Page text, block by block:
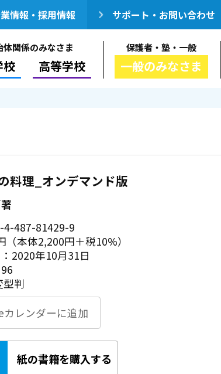
情報・採用情報 サポート・お問い合わせ
関係のみなさま
校 高等学校
保護者・塾・一般
一般のみなさま
料理_オンデマンド版
4-487-81429-9
（本体2,200円＋税10%）
2020年10月31日
型判
カレンダーに追加
紙の書籍を購入する